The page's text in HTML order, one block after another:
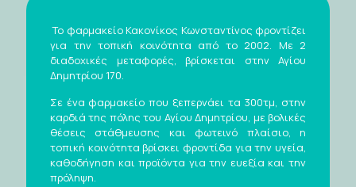
Το φαρμακείο Κακονίκος Κωνσταντίνος φροντίζει
για την τοπική κοινότητα από το 2002. Με 2
διαδοχικές μεταφορές, βρίσκεται στην Αγίου
Δημητρίου 170.
Σε ένα φαρμακείο που ξεπερνάει τα 300τμ, στην
καρδιά της πόλης του Αγίου Δημητρίου, με βολικές
θέσεις στάθμευσης και φωτεινό πλαίσιο, η
τοπική κοινότητα βρίσκει φροντίδα για την υγεία,
καθοδήγηση και προϊόντα για την ευεξία και την
πρόληψη.